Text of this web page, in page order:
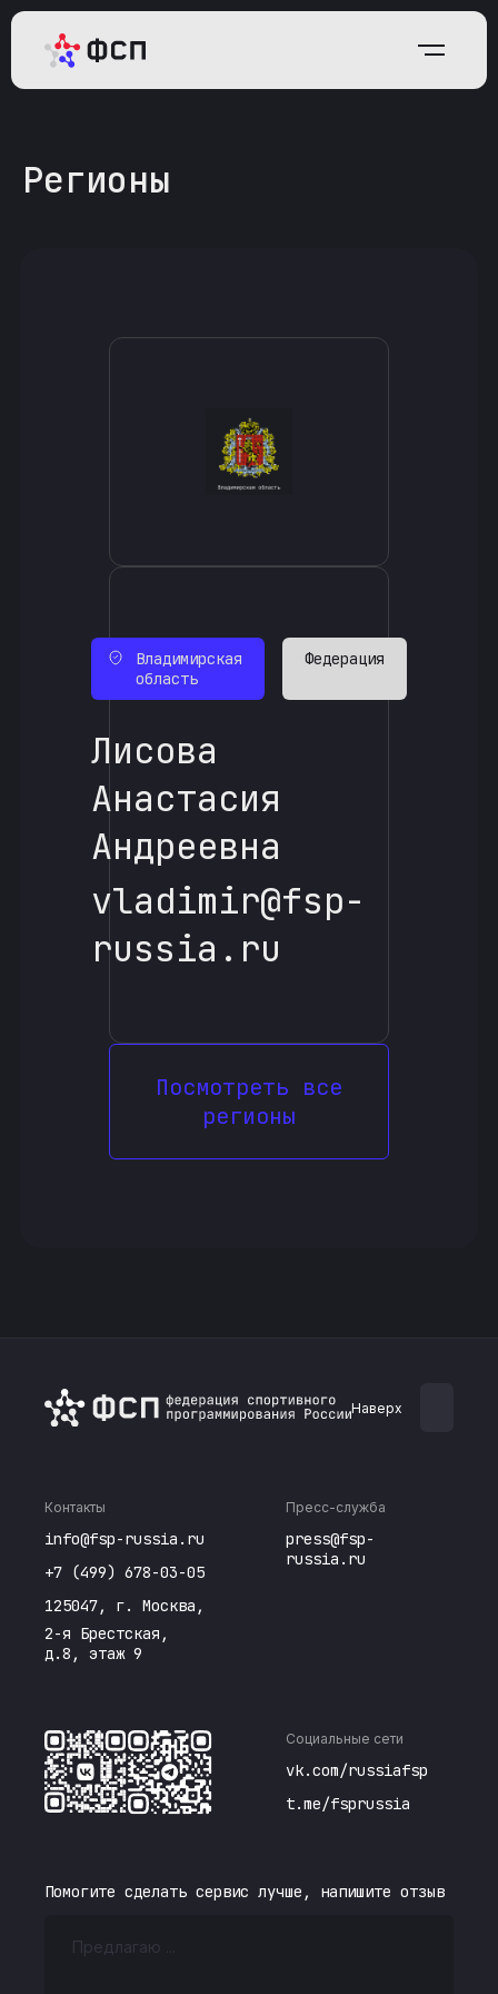
Регионы
Владимирская
область
Федерация
Лисова
Анастасия
Андреевна
vladimir@fsp-
russia.ru
Посмотреть все
регионы
Наверх
Контакты
info@fsp-russia.ru
+7 (499) 678-03-05
125047, г. Москва,
2-я Брестская,
д.8, этаж 9
Пресс-служба
press@fsp-
russia.ru
Социальные сети
vk.com/russiafsp
t.me/fsprussia
Помогите сделать сервис лучше, напишите отзыв